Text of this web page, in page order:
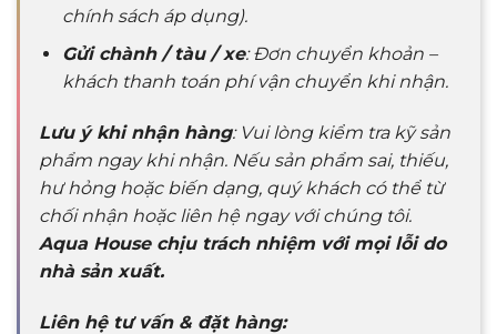
chính sách áp dụng).
Gửi chành / tàu / xe: Đơn chuyển khoản –
khách thanh toán phí vận chuyển khi nhận.
Lưu ý khi nhận hàng: Vui lòng kiểm tra kỹ sản
phẩm ngay khi nhận. Nếu sản phẩm sai, thiếu,
hư hỏng hoặc biến dạng, quý khách có thể từ
chối nhận hoặc liên hệ ngay với chúng tôi.
Aqua House chịu trách nhiệm với mọi lỗi do
nhà sản xuất.
Liên hệ tư vấn & đặt hàng: